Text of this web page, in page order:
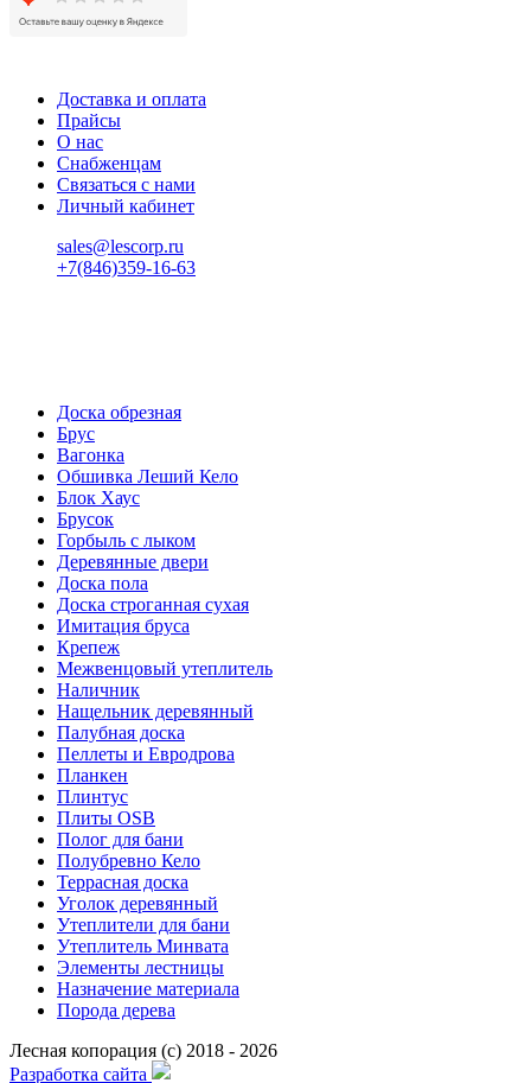
Доставка и оплата
Прайсы
О нас
Снабженцам
Связаться с нами
Личный кабинет
sales@lescorp.ru
+7(846)359-16-63
Доска обрезная
Брус
Вагонка
Обшивка Леший Кело
Блок Хаус
Брусок
Горбыль с лыком
Деревянные двери
Доска пола
Доска строганная сухая
Имитация бруса
Крепеж
Межвенцовый утеплитель
Наличник
Нащельник деревянный
Палубная доска
Пеллеты и Евродрова
Планкен
Плинтус
Плиты OSB
Полог для бани
Полубревно Кело
Террасная доска
Уголок деревянный
Утеплители для бани
Утеплитель Минвата
Элементы лестницы
Назначение материала
Порода дерева
Лесная копорация (с) 2018 - 2026
Разработка сайта